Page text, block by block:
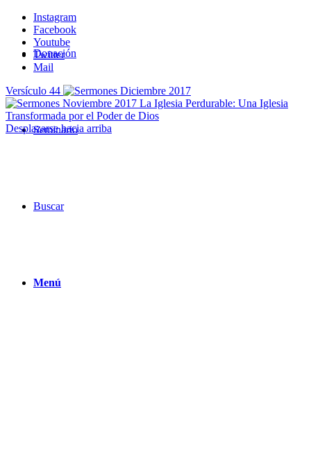
Donación
Seminario
Buscar
Menú
Instagram
Facebook
Youtube
Twitter
Mail
Versículo 44
La Iglesia Perdurable: Una Iglesia
Transformada por el Poder de Dios
Desplazarse hacia arriba